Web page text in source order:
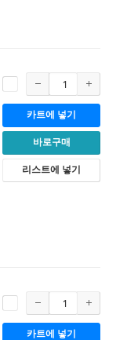
카트에 넣기
바로구매
리스트에 넣기
카트에 넣기